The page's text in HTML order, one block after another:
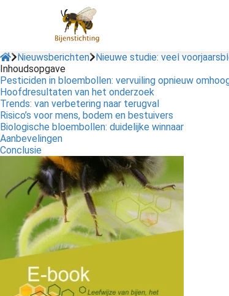
Nieuwsberichten
Nieuwe studie: veel
Inhoudsopgave
Pesticiden in bloembollen: vervuiling opnieuw
Hoofdresultaten van het onderzoek
Trends: van verbetering naar terugval
Risico’s voor mens, bodem en bestuivers
Biologische bloembollen: duidelijke winnaar
Aanbevelingen
Conclusie